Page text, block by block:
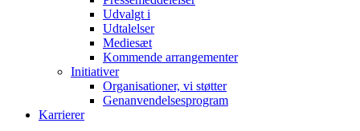
Udvalgt i
Udtalelser
Mediesæt
Kommende arrangementer
Initiativer
Organisationer, vi støtter
Genanvendelsesprogram
Karrierer